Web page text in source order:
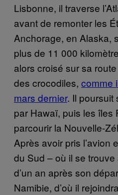
Lisbonne, il traverse
avant de remonter les
Anchorage, en Alaska,
plus de 11 000
alors croisé sur sa
des crocodiles, comme
mars dernier. Il poursuit
par Hawaï, puis les îles
parcourir la Nouvelle-
Après avoir pris l’avion
du Sud – où il se
d’un an après son
Namibie, d’où il